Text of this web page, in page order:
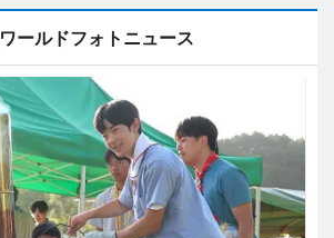
ワールドフォトニュース